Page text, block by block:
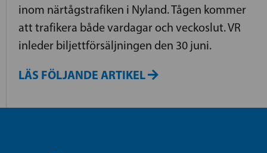
inom närtågstrafiken i Nyland. Tågen kommer
att trafikera både vardagar och veckoslut. VR
inleder biljettförsäljningen den 30 juni.
LÄS FÖLJANDE ARTIKEL